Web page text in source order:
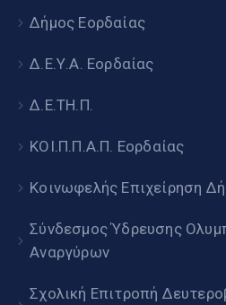
Δήμος Εορδαίας
Δ.Ε.Υ.Α. Εορδαίας
Δ.Ε.ΤΗ.Π.
ΚΟΙ.Π.Π.Α.Π. Εορδαίας
Κοινωφελής Επιχείρηση
Σύνδεσμος Ύδρευσης
Αναργύρων
Σχολική Επιτροπή